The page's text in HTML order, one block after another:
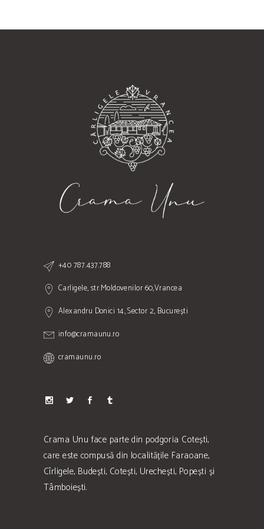
+40 787.437.788
Carligele, str.Moldovenilor 60,Vrancea
Alexandru Donici 14, Sector 2, București
info@cramaunu.ro
cramaunu.ro
Crama Unu face parte din podgoria Cotești,
care este compusă din localitățile Faraoane,
Cîrligele, Budești, Cotești, Urechești, Popești și
Tâmboiești.